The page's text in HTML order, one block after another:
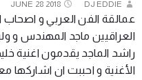
JUNE 28 2018 DJ EDDIE
عمالقة الفن العربي و اصحاب
العراقيين ماجد المهندس و
راشد الماجد يقدمون اغنية
الأغنية و احببت ان اشاركها